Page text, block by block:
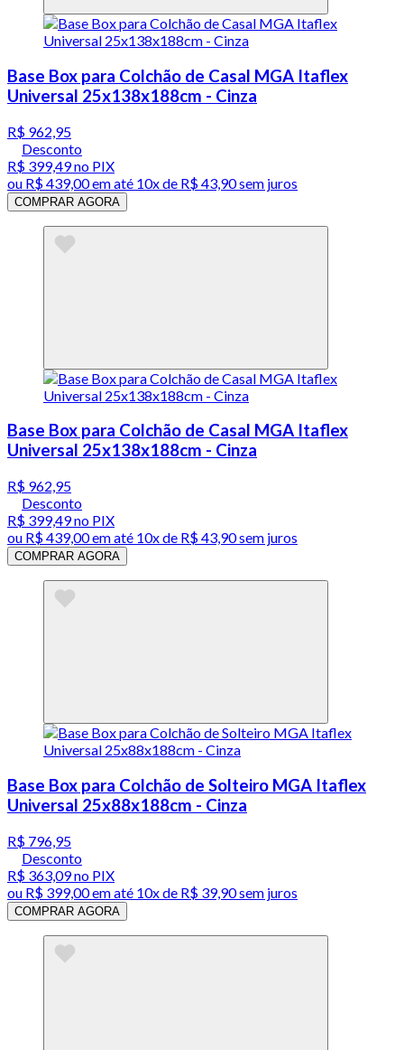
Base Box para Colchão de Casal MGA Itaflex
Universal 25x138x188cm - Cinza
R$ 962,95
Desconto
R$ 399,49no PIX
ou R$ 439,00em até 10x de R$ 43,90 sem juros
COMPRAR AGORA
Base Box para Colchão de Casal MGA Itaflex
Universal 25x138x188cm - Cinza
R$ 962,95
Desconto
R$ 399,49no PIX
ou R$ 439,00em até 10x de R$ 43,90 sem juros
COMPRAR AGORA
Base Box para Colchão de Solteiro MGA Itaflex
Universal 25x88x188cm - Cinza
R$ 796,95
Desconto
R$ 363,09no PIX
ou R$ 399,00em até 10x de R$ 39,90 sem juros
COMPRAR AGORA